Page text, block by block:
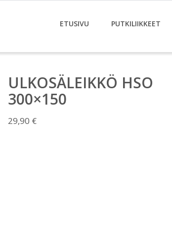
ETUSIVU PUTKILIIKKEET
ULKOSÄLEIKKÖ HSO
300×150
29,90 €